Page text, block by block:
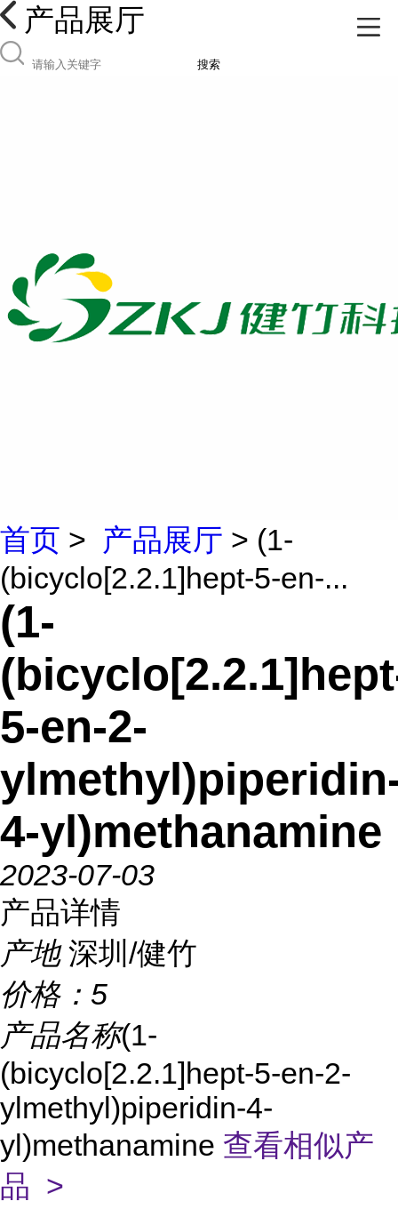
产品展厅
搜索
首页 > 产品展厅 > (1-
(bicyclo[2.2.1]hept-5-en-...
(1-
5-en-2-
4-yl)methanamine
2023-07-03
产品详情
产地 深圳/健竹
价格： 5
产品名称(1-
(bicyclo[2.2.1]hept-5-en-2-
ylmethyl)piperidin-4-
yl)methanamine 查看相似产
品 >